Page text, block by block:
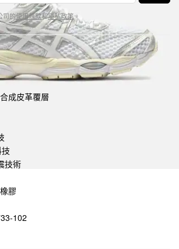
司的使用條款和隱私政策。
成皮革覆層
技術
膠
102